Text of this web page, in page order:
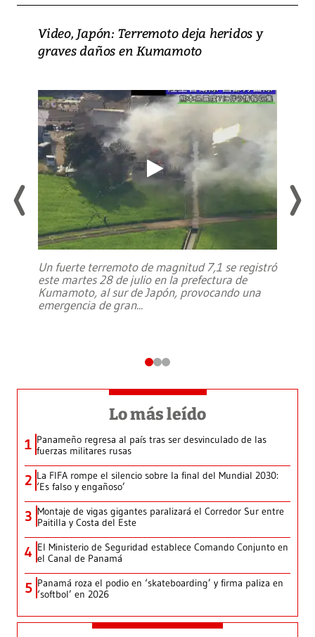
Video, Japón: Terremoto deja heridos y
graves daños en Kumamoto
Un fuerte terremoto de magnitud 7,1 se registró
este martes 28 de julio en la prefectura de
Kumamoto, al sur de Japón, provocando una
emergencia de gran...
Lo más leído
1 Panameño regresa al país tras ser desvinculado de las
fuerzas militares rusas
2 La FIFA rompe el silencio sobre la final del Mundial 2030:
‘Es falso y engañoso’
3 Montaje de vigas gigantes paralizará el Corredor Sur entre
Paitilla y Costa del Este
4 El Ministerio de Seguridad establece Comando Conjunto en
el Canal de Panamá
5 Panamá roza el podio en ‘skateboarding’ y firma paliza en
‘softbol’ en 2026